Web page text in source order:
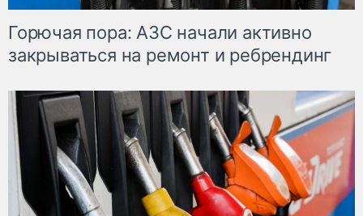
Горючая пора: АЗС начали активно
закрываться на ремонт и ребрендинг